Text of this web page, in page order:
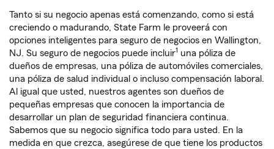
Tanto si su negocio apenas está comenzando, como si está
creciendo o madurando, State Farm le proveerá con
opciones inteligentes para seguro de negocios en Wallington,
NJ. Su seguro de negocios puede incluir1 una póliza de
dueños de empresas, una póliza de automóviles comerciales,
una póliza de salud individual o incluso compensación laboral.
Al igual que usted, nuestros agentes son dueños de
pequeñas empresas que conocen la importancia de
desarrollar un plan de seguridad financiera continua.
Sabemos que su negocio significa todo para usted. En la
medida en que crezca, asegúrese de que tiene los productos